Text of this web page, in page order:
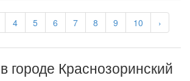
4 5 6 7 8 9 10 ›
городе Краснозоринский